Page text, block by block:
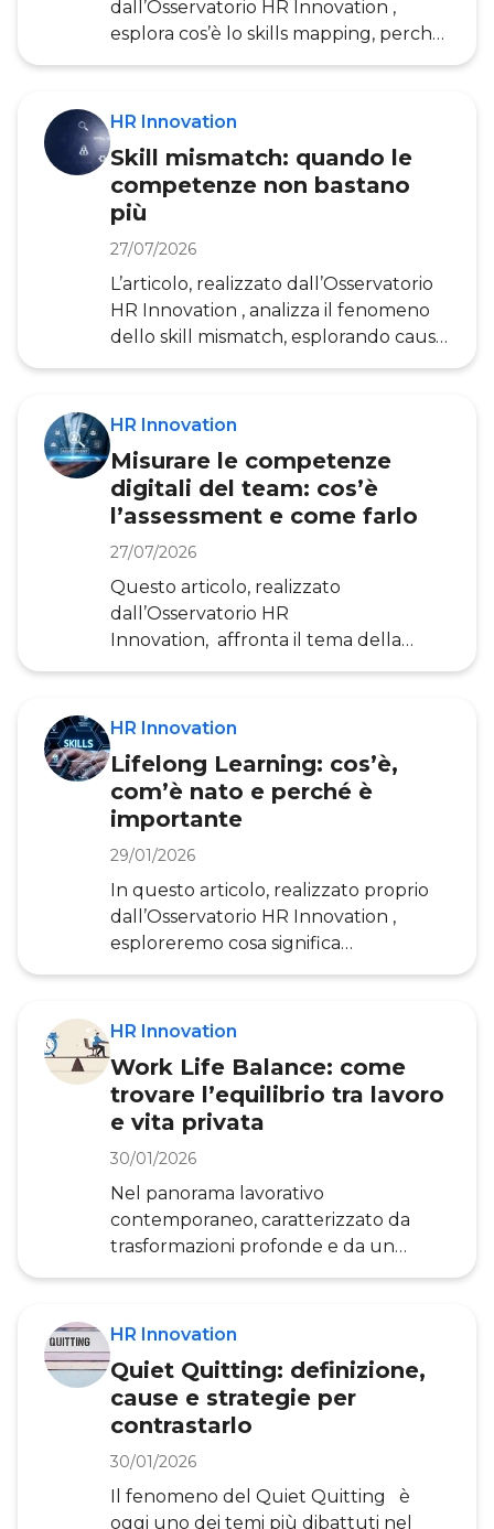
dall’Osservatorio HR Innovation ,
esplora cos’è lo skills mapping, perché
è diventato una priorità strategica per
possono implementarlo in modo
skills mapping (pratica conosciuta in
Italia come “mappatura delle
competenze ”) o competency
mapping, è un processo strutturato
attraverso cui un’organizzazione
identifica, cataloga e valuta le
competenze possedute dai
HR Innovation
Skill mismatch: quando le
competenze non bastano
più
27/07/2026
L’articolo, realizzato dall’Osservatorio
HR Innovation , analizza il fenomeno
dello skill mismatch, esplorando cause,
dati e soluzioni per affrontare il
competenze disponibili sul mercato e
mismatch (che letteralmente significa
“disallineamento delle competenze”)
rappresenta la mancata
corrispondenza tra le competenze
acquisite dalle persone e quelle
richieste dalle aziende in ambito
lavorativo. Si tratta di un
HR Innovation
Misurare le competenze
digitali del team: cos’è
l’assessment e come farlo
27/07/2026
Questo articolo, realizzato
dall’Osservatorio HR
Innovation, affronta il tema della
misurazione delle competenze digitali:
dimensioni misurare, quali strumenti
piani di sviluppo concreti, illustrando
anche come alcune aziende stiano già
applicando questi approcci. Nel
linguaggio delle risorse umane,
l’assessment è un processo
strutturato di valutaz
HR Innovation
Lifelong Learning: cos’è,
com’è nato e perché è
importante
29/01/2026
In questo articolo, realizzato proprio
dall’Osservatorio HR Innovation ,
esploreremo cosa significa
esattamente Lifelong Learning e
approfondendo le competenze
l’apprendimento permanente stia
trasformando il modo di lavorare. Il
termine Lifelong Learning si riferisce
al processo di apprendimento
continuo che dura per tutta la vita.
Non si tratta solo di acquisire nuove
competenze attraverso l’istruzione
HR Innovation
Work Life Balance: come
trovare l’equilibrio tra lavoro
e vita privata
30/01/2026
Nel panorama lavorativo
contemporaneo, caratterizzato da
trasformazioni profonde e da un
crescente malessere tra i collaboratori,
uno dei temi più strategici per le
trattenere talenti. Secondo la ricerca
dell’Osservatorio HR Innovation della
School of Management del
Politecnico di Milano, oggi solo il 10%
dei lavoratori italiani “sta bene” nelle
tre dimensioni fondamentali del
HR Innovation
Quiet Quitting: definizione,
cause e strategie per
contrastarlo
30/01/2026
Il fenomeno del Quiet Quitting è
oggi uno dei temi più dibattuti nel